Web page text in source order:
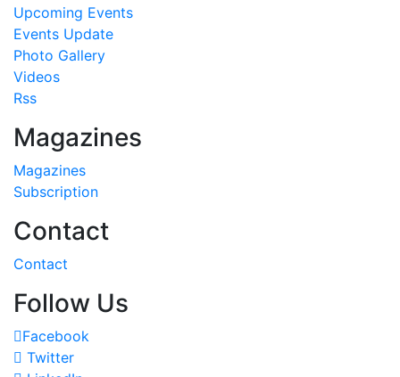
Upcoming Events
Events Update
Photo Gallery
Videos
Rss
Magazines
Magazines
Subscription
Contact
Contact
Follow Us
Facebook
Twitter